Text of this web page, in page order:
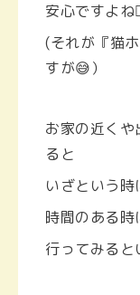
安心ですよね
(それが『猫
すが😅）
お家の近く
ると
いざという
時間のある時
行ってみる